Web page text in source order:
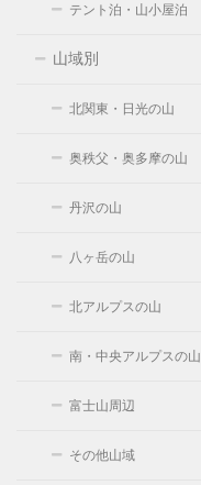
テント泊・山小屋泊
山域別
北関東・日光の山
奥秩父・奥多摩の山
丹沢の山
八ヶ岳の山
北アルプスの山
南・中央アルプスの山
富士山周辺
その他山域